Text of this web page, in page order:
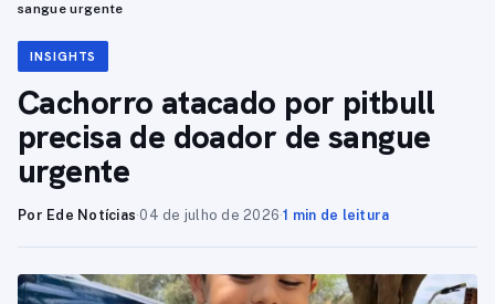
sangue urgente
INSIGHTS
Cachorro atacado por pitbull
precisa de doador de sangue
urgente
Por Ede Notícias·04 de julho de 2026·1 min de leitura